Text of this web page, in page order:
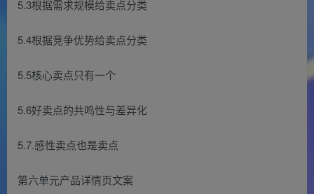
5.3根据需求规模给卖点分类
5.4根据竞争优势给卖点分类
5.5核心卖点只有一个
5.6好卖点的共鸣性与差异化
5.7.感性卖点也是卖点
第六单元产品详情页文案